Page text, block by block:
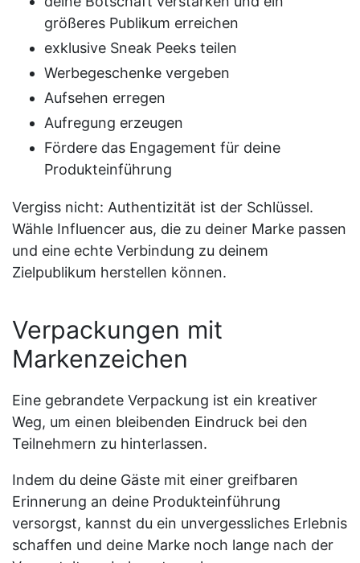
größeres Publikum erreichen
exklusive Sneak Peeks teilen
Werbegeschenke vergeben
Aufsehen erregen
Aufregung erzeugen
Fördere das Engagement für deine
Produkteinführung
Vergiss nicht: Authentizität ist der Schlüssel.
Wähle Influencer aus, die zu deiner Marke passen
und eine echte Verbindung zu deinem
Zielpublikum herstellen können.
Verpackungen mit
Markenzeichen
Eine gebrandete Verpackung ist ein kreativer
Weg, um einen bleibenden Eindruck bei den
Teilnehmern zu hinterlassen.
Indem du deine Gäste mit einer greifbaren
Erinnerung an deine Produkteinführung
versorgst, kannst du ein unvergessliches Erlebnis
schaffen und deine Marke noch lange nach der